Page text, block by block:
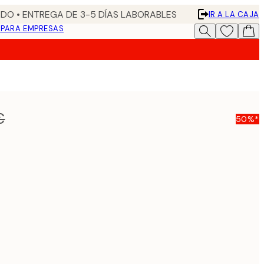
• ENTREGA DE 3-5 DÍAS LABORABLES
IR A LA CAJA
PARA EMPRESAS
50%*